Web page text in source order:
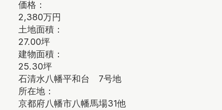
価格：
2,380万円
土地面積：
27.00坪
建物面積：
25.30坪
石清水八幡平和台 7号地
所在地：
京都府八幡市八幡馬場31他